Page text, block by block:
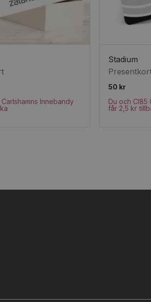
Innebandy
Stadium
50 kr
Du och CI85
får 2,5 kr